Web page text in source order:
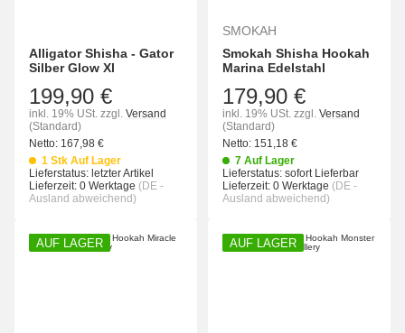
Alligator Shisha - Gator
Silber Glow Xl
199,90 €
inkl. 19% USt. zzgl. Versand
(Standard)
Netto: 167,98 €
1 Stk Auf Lager
Lieferstatus: letzter Artikel
Lieferzeit: 0 Werktage (DE -
Ausland abweichend)
SMOKAH
Smokah Shisha Hookah
Marina Edelstahl
179,90 €
inkl. 19% USt. zzgl. Versand
(Standard)
Netto: 151,18 €
7 Auf Lager
Lieferstatus: sofort Lieferbar
Lieferzeit: 0 Werktage (DE -
Ausland abweichend)
AUF LAGER AUF LAGER